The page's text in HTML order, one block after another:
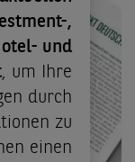
,
und
, um Ihre
durch
zu
einen